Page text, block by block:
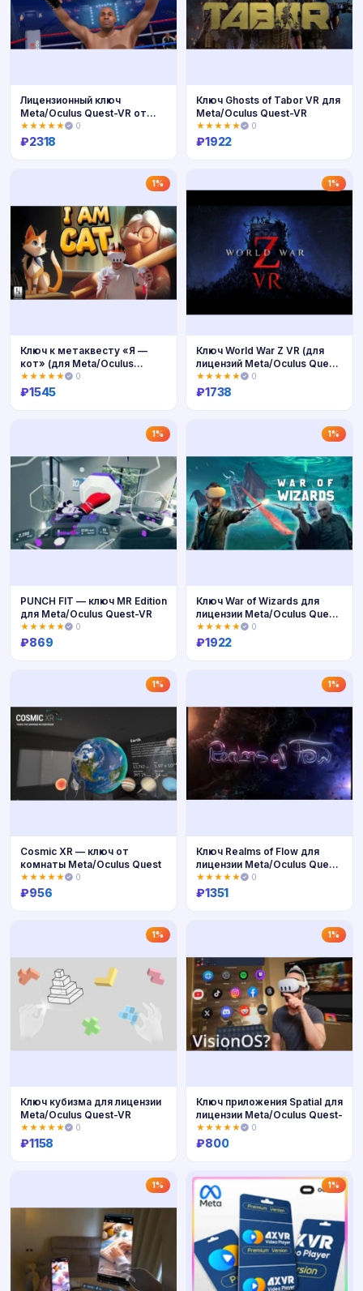
Лицензионный ключ
Meta/Oculus Quest-VR от
Boxing Underd
★★★★★ 0
₽2318
Ключ Ghosts of Tabor VR для
Meta/Oculus Quest-VR
★★★★★ 0
₽1922
1%
Ключ к метаквесту «Я —
кот» (для Meta/Oculus
Quest-VR)
★★★★★ 0
₽1545
1%
Ключ World War Z VR (для
лицензий Meta/Oculus Quest-
VR)
★★★★★ 0
₽1738
1%
PUNCH FIT — ключ MR Edition
для Meta/Oculus Quest-VR
★★★★★ 0
₽869
1%
Ключ War of Wizards для
лицензии Meta/Oculus Quest-
VR
★★★★★ 0
₽1922
1%
Cosmic XR — ключ от
комнаты Meta/Oculus Quest
★★★★★ 0
₽956
1%
Ключ Realms of Flow для
лицензии Meta/Oculus Quest-
VR
★★★★★ 0
₽1351
1%
Ключ кубизма для лицензии
Meta/Oculus Quest-VR
★★★★★ 0
₽1158
1%
Ключ приложения Spatial для
лицензии Meta/Oculus Quest-
★★★★★ 0
₽800
1% 1%